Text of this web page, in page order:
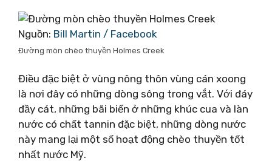
Nguồn: Bill Martin‎ / Facebook
Đường mòn chèo thuyền Holmes Creek
Điều đặc biệt ở vùng nông thôn vùng cán xoong
là nơi đây có những dòng sông trong vắt. Với đáy
đầy cát, những bãi biển ở những khúc cua và làn
nước có chất tannin đặc biệt, những dòng nước
này mang lại một số hoạt động chèo thuyền tốt
nhất nước Mỹ.